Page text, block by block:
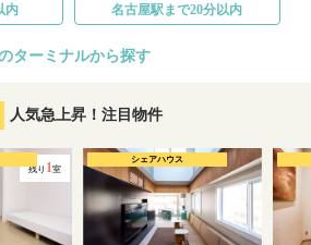
内 名古屋駅まで20分以内
ターミナルから探す
人気急上昇！注目物件
残り 1室
シェアハウス